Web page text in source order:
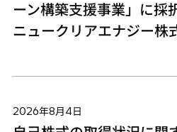
ーン構築支援事業」に採
ニュークリアエナジー株
2026年8月4日